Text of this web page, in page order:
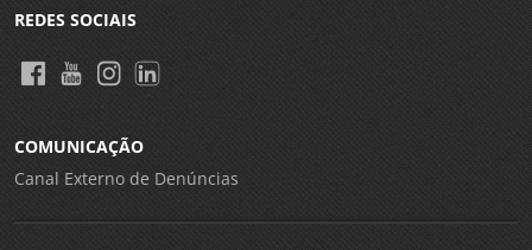
REDES SOCIAIS
COMUNICAÇÃO
Canal Externo de Denúncias